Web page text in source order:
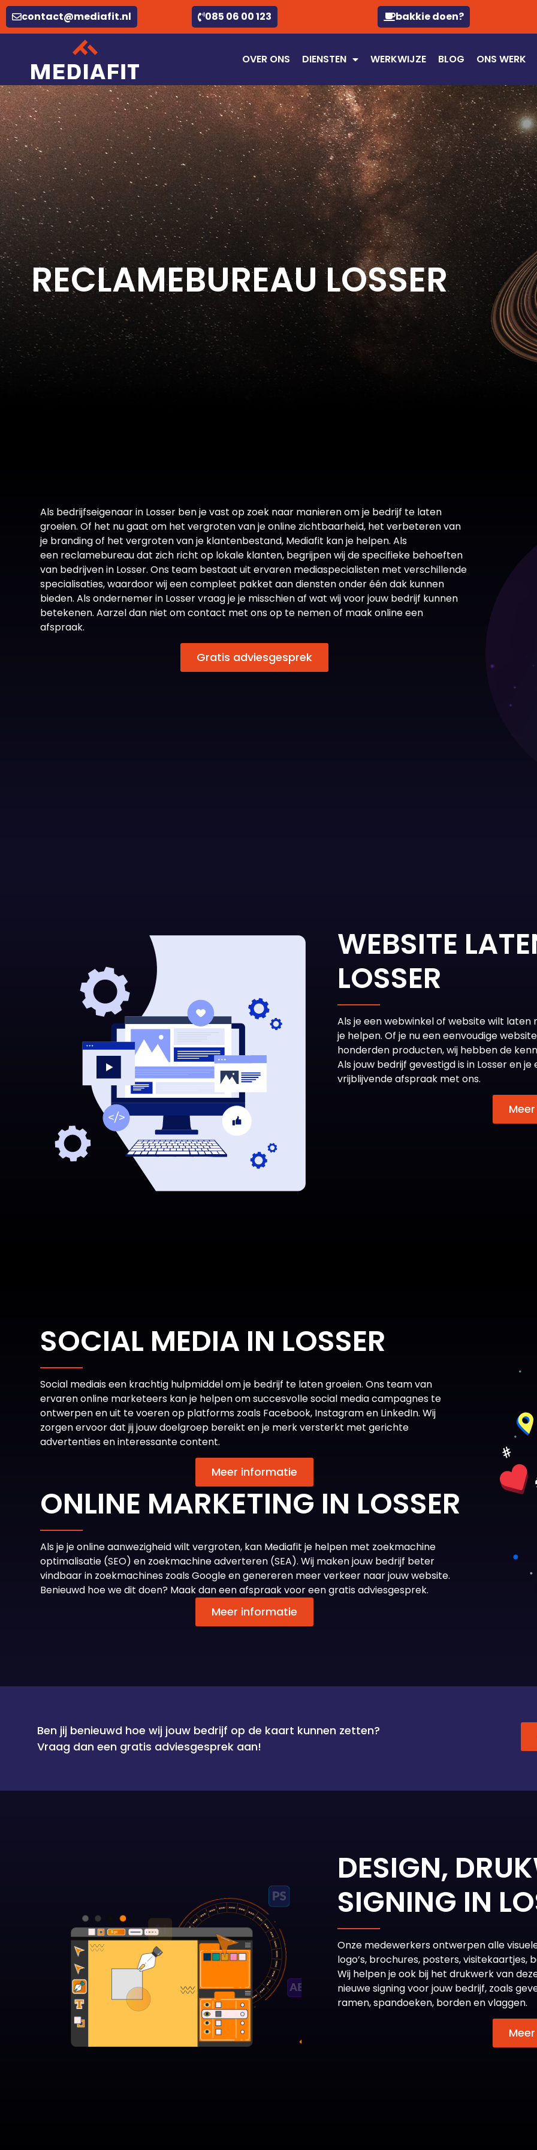
contact@mediafit.nl 085 06 00 123 bakkie doen?
OVER ONS DIENSTEN WERKWIJZE BLOG ONS WERK
RECLAMEBUREAU LOSSER
Als bedrijfseigenaar in Losser ben je vast op zoek naar manieren om je bedrijf te laten
groeien. Of het nu gaat om het vergroten van je online zichtbaarheid, het verbeteren van
je branding of het vergroten van je klantenbestand, Mediafit kan je helpen. Als
een reclamebureaudat zich richt op lokale klanten, begrijpen wij de specifieke behoeften
van bedrijven in Losser. Ons team bestaat uit ervaren mediaspecialisten met verschillende
specialisaties, waardoor wij een compleet pakket aan diensten onder één dak kunnen
bieden. Als ondernemer in Losser vraag je je misschien af wat wij voor jouw bedrijf kunnen
betekenen. Aarzel dan niet om contact met ons op te nemen of maak online een
afspraak.
Gratis adviesgesprek
WEBSITE
LOSSER
Als je eenwebwinkel of website wilt laten
je helpen. Of je nu een eenvoudige
honderden producten, wij hebben de
Als jouw bedrijf gevestigd is in Losser en
vrijblijvende afspraak met ons.
SOCIAL MEDIA IN LOSSER
Social mediais een krachtig hulpmiddel om je bedrijf te laten groeien. Ons team van
ervaren online marketeers kan je helpen om succesvolle social media campagnes te
ontwerpen en uit te voeren op platforms zoals Facebook, Instagram en LinkedIn. Wij
zorgen ervoor dat jij jouw doelgroep bereikt en je merk versterkt met gerichte
advertenties en interessante content.
Meer informatie
ONLINE MARKETING IN LOSSER
Als je je online aanwezigheid wilt vergroten, kan Mediafit je helpen met zoekmachine
optimalisatie (SEO) en zoekmachine adverteren (SEA). Wij maken jouw bedrijf beter
vindbaar in zoekmachines zoals Google en genereren meer verkeer naar jouw website.
Benieuwd hoe we dit doen? Maak dan een afspraak voor een gratis adviesgesprek.
Meer informatie
Ben jij benieuwd hoe wij jouw bedrijf op de kaart kunnen zetten?
Vraag dan een gratis adviesgesprek aan!
DESIGN,
SIGNING IN
Onze medewerkers ontwerpen alle
logo’s, brochures, posters,
Wij helpen je ook bij het drukwerk van
nieuwesigningvoor jouw bedrijf, zoals
ramen, spandoeken, borden en vlaggen.